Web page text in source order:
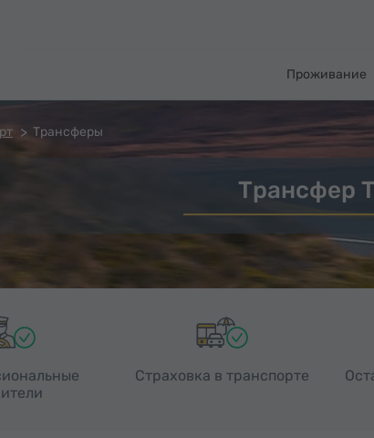
Проживание
Трансферы
Трансфер
Страховка в транспорте